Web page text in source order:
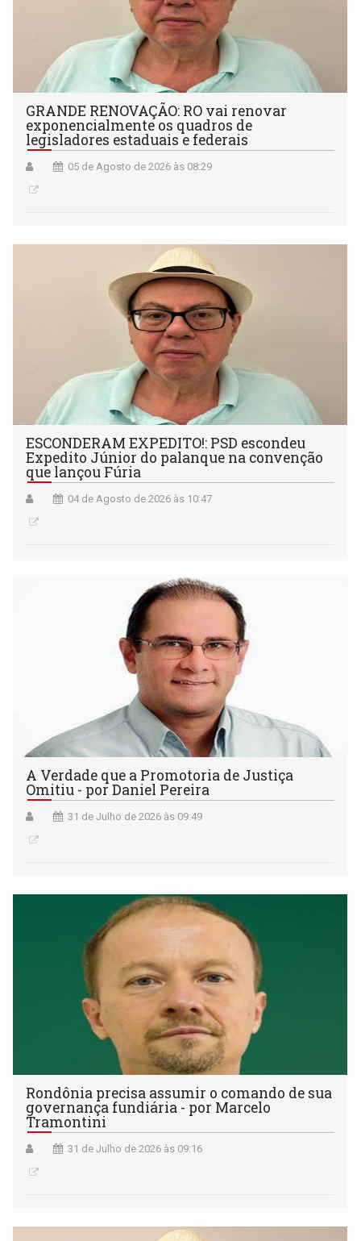
GRANDE RENOVAÇÃO: RO vai renovar
exponencialmente os quadros de
legisladores estaduais e federais
05 de Agosto de 2026 às 08:29
ESCONDERAM EXPEDITO!: PSD escondeu
Expedito Júnior do palanque na convenção
que lançou Fúria
04 de Agosto de 2026 às 10:47
A Verdade que a Promotoria de Justiça
Omitiu - por Daniel Pereira
31 de Julho de 2026 às 09:49
Rondônia precisa assumir o comando de sua
governança fundiária - por Marcelo
Tramontini
31 de Julho de 2026 às 09:16